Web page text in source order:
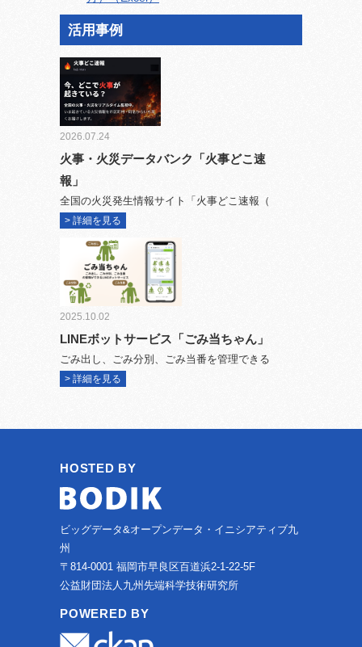
活用事例
2026.07.24
火事・火災データバンク「火事どこ速
報」
全国の火災発生情報サイト「火事どこ速報（
> 詳細を見る
2025.10.02
LINEボットサービス「ごみ当ちゃん」
ごみ出し、ごみ分別、ごみ当番を管理できる
> 詳細を見る
HOSTED BY
ビッグデータ&オープンデータ・イニシアティブ九
州
〒814-0001 福岡市早良区百道浜2-1-22-5F
公益財団法人九州先端科学技術研究所
POWERED BY